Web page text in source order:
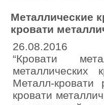
Металлические
кровати
26.08.2016
“Кровати
Металл-
кровати